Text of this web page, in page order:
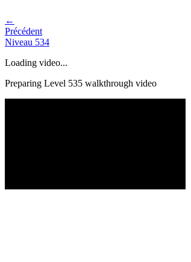
←
Précédent
Niveau 534
Loading video...
Preparing Level 535 walkthrough video